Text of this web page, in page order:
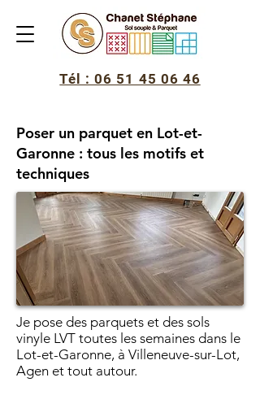
Tél : 06 51 45 06 46
Poser un parquet en Lot-et-
Garonne : tous les motifs et
techniques
Je pose des parquets et des sols
vinyle LVT toutes les semaines dans le
Lot-et-Garonne, à Villeneuve-sur-Lot,
Agen et tout autour.